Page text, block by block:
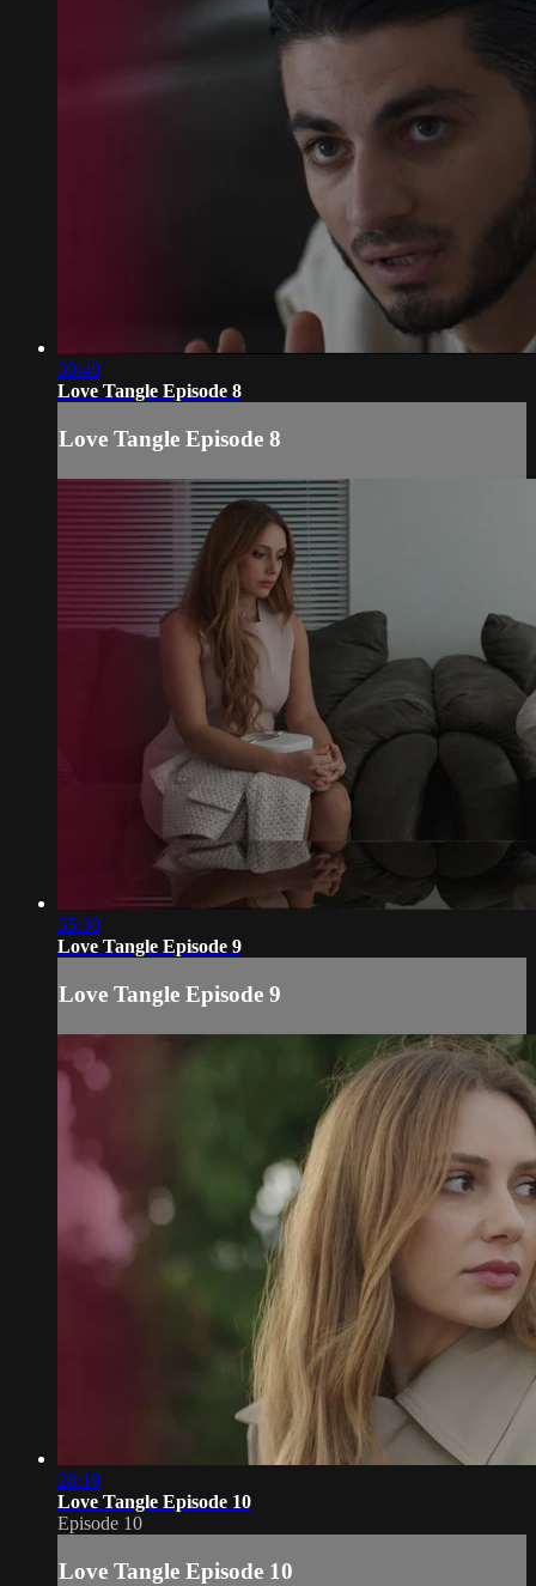
30:40
Love Tangle Episode 8
Love Tangle Episode 8
35:30
Love Tangle Episode 9
Love Tangle Episode 9
28:19
Love Tangle Episode 10
Episode 10
Love Tangle Episode 10